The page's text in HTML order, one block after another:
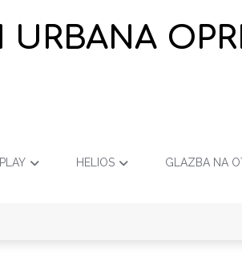
URBANA
HELIOS GLAZBA NA